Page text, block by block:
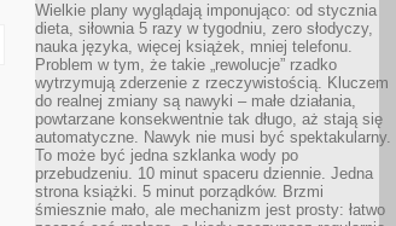
Wielkie plany wyglądają imponująco: od stycznia
dieta, siłownia 5 razy w tygodniu, zero słodyczy,
nauka języka, więcej książek, mniej telefonu.
Problem w tym, że takie „rewolucje” rzadko
wytrzymują zderzenie z rzeczywistością. Kluczem
do realnej zmiany są nawyki – małe działania,
powtarzane konsekwentnie tak długo, aż stają się
automatyczne. Nawyk nie musi być spektakularny.
To może być jedna szklanka wody po
przebudzeniu. 10 minut spaceru dziennie. Jedna
strona książki. 5 minut porządków. Brzmi
śmiesznie mało, ale mechanizm jest prosty: łatwo